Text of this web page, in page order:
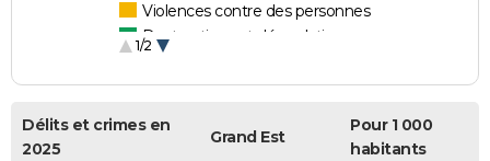
Violences contre des personnes
Destructions et dégradations
1/2
Délits et crimes en
2025
Grand Est
Pour 1 000
habitants